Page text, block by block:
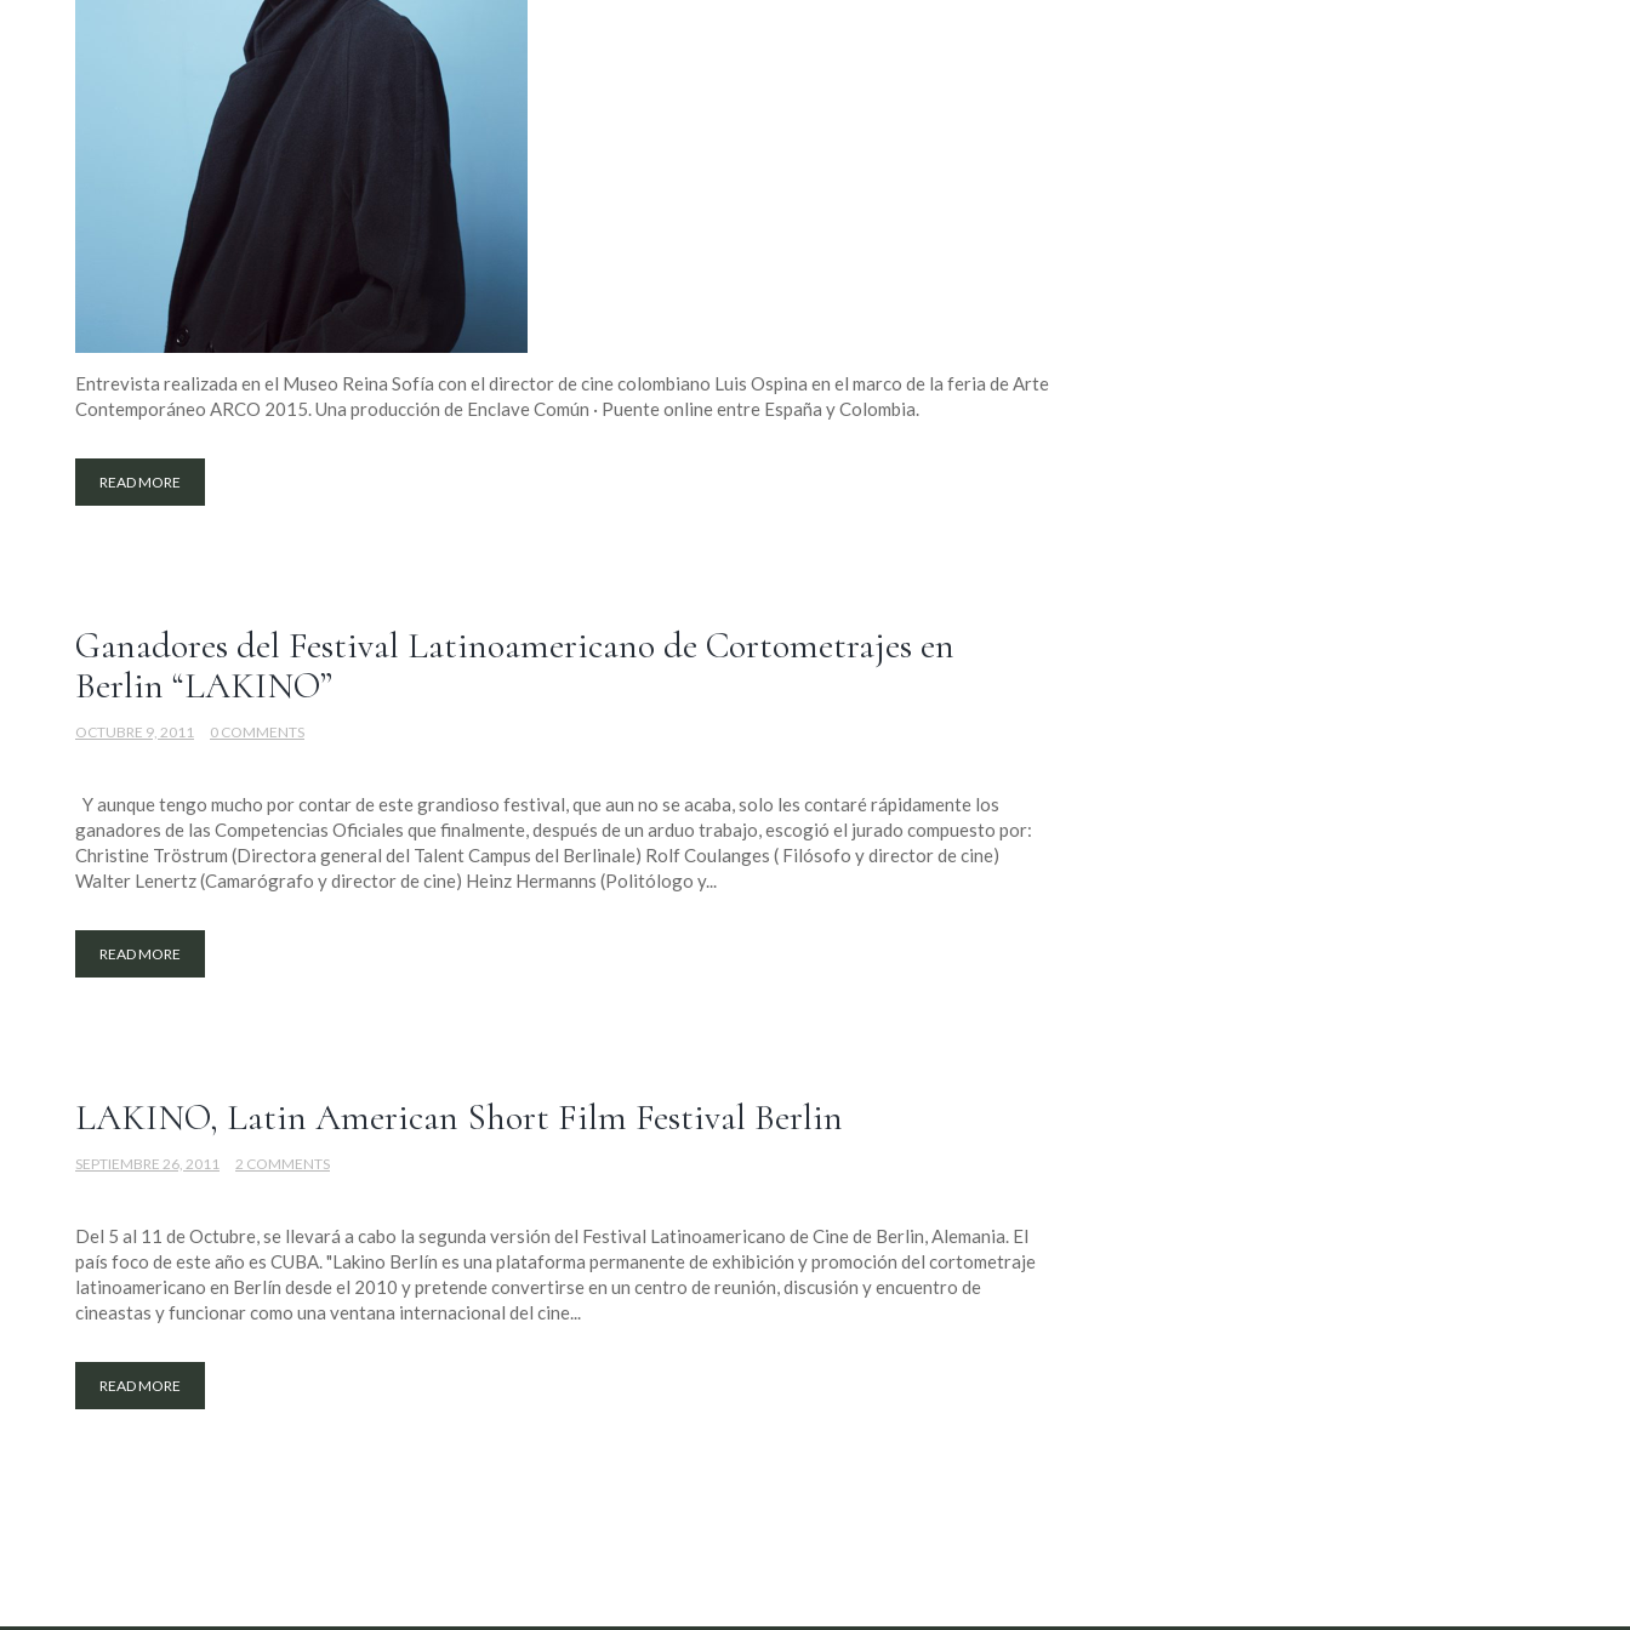
Entrevista realizada en el Museo Reina Sofía con el director de cine colombiano Luis Ospina en el marco de la feria de Arte
Contemporáneo ARCO 2015. Una producción de Enclave Común · Puente online entre España y Colombia.
READ MORE
Ganadores del Festival Latinoamericano de Cortometrajes en
Berlin “LAKINO”
OCTUBRE 9, 2011 0 COMMENTS
Y aunque tengo mucho por contar de este grandioso festival, que aun no se acaba, solo les contaré rápidamente los
ganadores de las Competencias Oficiales que finalmente, después de un arduo trabajo, escogió el jurado compuesto por:
Christine Tröstrum (Directora general del Talent Campus del Berlinale) Rolf Coulanges ( Filósofo y director de cine)
Walter Lenertz (Camarógrafo y director de cine) Heinz Hermanns (Politólogo y...
READ MORE
LAKINO, Latin American Short Film Festival Berlin
SEPTIEMBRE 26, 2011 2 COMMENTS
Del 5 al 11 de Octubre, se llevará a cabo la segunda versión del Festival Latinoamericano de Cine de Berlin, Alemania. El
país foco de este año es CUBA. "Lakino Berlín es una plataforma permanente de exhibición y promoción del cortometraje
latinoamericano en Berlín desde el 2010 y pretende convertirse en un centro de reunión, discusión y encuentro de
cineastas y funcionar como una ventana internacional del cine...
READ MORE